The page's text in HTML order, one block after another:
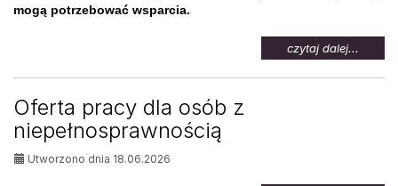
mogą potrzebować wsparcia.
czytaj dalej...
temat:
Oferta pracy dla osób z
niepełnosprawnością
Utworzono dnia 18.06.2026